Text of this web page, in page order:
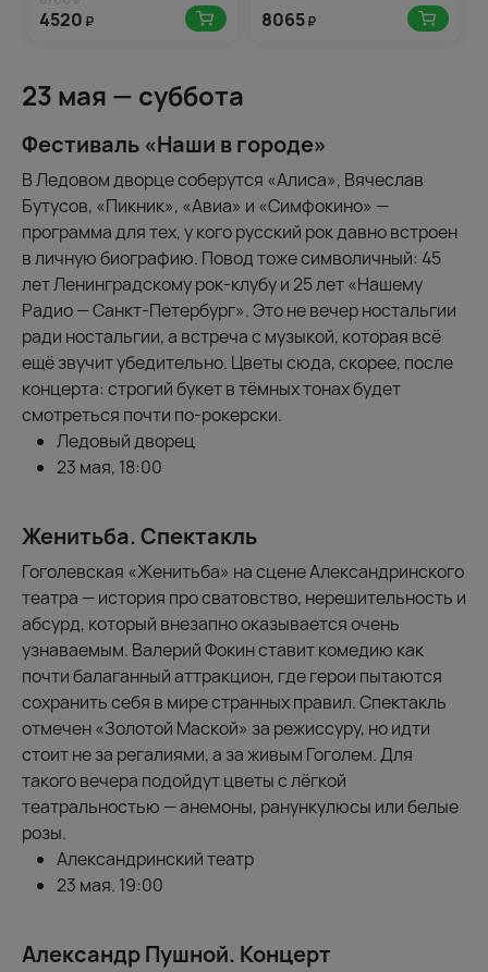
4520 ₽ 8065₽
23 мая — суббота
Фестиваль «Наши в городе»
В Ледовом дворце соберутся «Алиса», Вячеслав
Бутусов, «Пикник», «Авиа» и «Симфокино» —
программа для тех, у кого русский рок давно встроен
в личную биографию. Повод тоже символичный: 45
лет Ленинградскому рок-клубу и 25 лет «Нашему
Радио — Санкт-Петербург». Это не вечер ностальгии
ради ностальгии, а встреча с музыкой, которая всё
ещё звучит убедительно. Цветы сюда, скорее, после
концерта: строгий букет в тёмных тонах будет
смотреться почти по-рокерски.
Ледовый дворец
23 мая, 18:00
Женитьба. Спектакль
Гоголевская «Женитьба» на сцене Александринского
театра — история про сватовство, нерешительность и
абсурд, который внезапно оказывается очень
узнаваемым. Валерий Фокин ставит комедию как
почти балаганный аттракцион, где герои пытаются
сохранить себя в мире странных правил. Спектакль
отмечен «Золотой Маской» за режиссуру, но идти
стоит не за регалиями, а за живым Гоголем. Для
такого вечера подойдут цветы с лёгкой
театральностью — анемоны, ранункулюсы или белые
розы.
Александринский театр
23 мая. 19:00
Александр Пушной. Концерт